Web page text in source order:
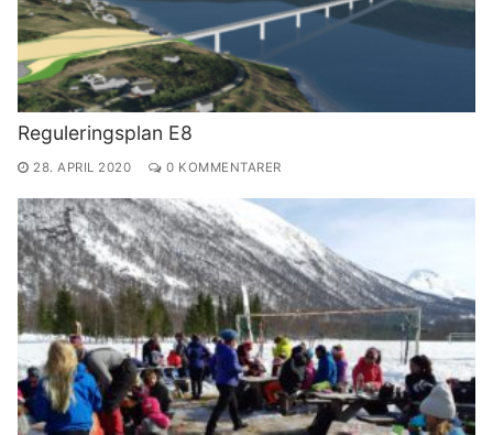
Reguleringsplan E8
28. APRIL 2020 0 KOMMENTARER